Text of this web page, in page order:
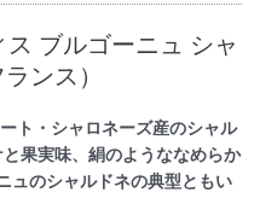
ブルゴーニュ シャ
ンス）
ト・シャロネーズ産のシャル
と果実味、絹のようななめらか
ュのシャルドネの典型ともい